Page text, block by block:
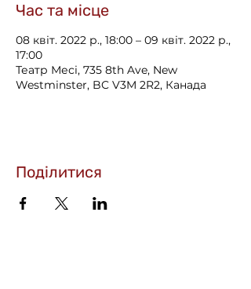
Час та місце
08 квіт. 2022 р., 18:00 – 09 квіт. 2022 р.,
17:00
Театр Месі, 735 8th Ave, New
Westminster, BC V3M 2R2, Канада
Поділитися